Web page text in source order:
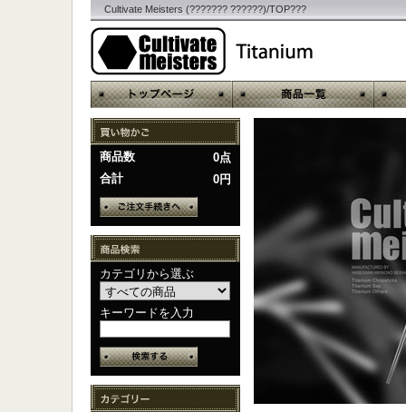
Cultivate Meisters (??????? ??????)/TOP???
商品数
0点
合計
0円
カテゴリから選ぶ
キーワードを入力